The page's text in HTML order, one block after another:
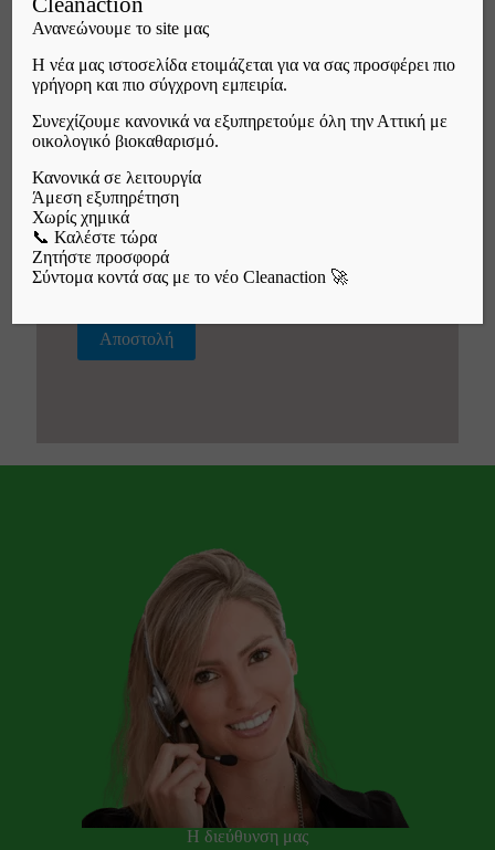
Η διεύθυνση μας
Ανανεώνουμε το site μας
Η νέα μας ιστοσελίδα ετοιμάζεται για να σας προσφέρει πιο
γρήγορη και πιο σύγχρονη εμπειρία.
Συνεχίζουμε κανονικά να εξυπηρετούμε όλη την Αττική με
οικολογικό βιοκαθαρισμό.
Κανονικά σε λειτουργία
Άμεση εξυπηρέτηση
Χωρίς χημικά
📞 Καλέστε τώρα
Ζητήστε προσφορά
Σύντομα κοντά σας με το νέο Cleanaction 🚀